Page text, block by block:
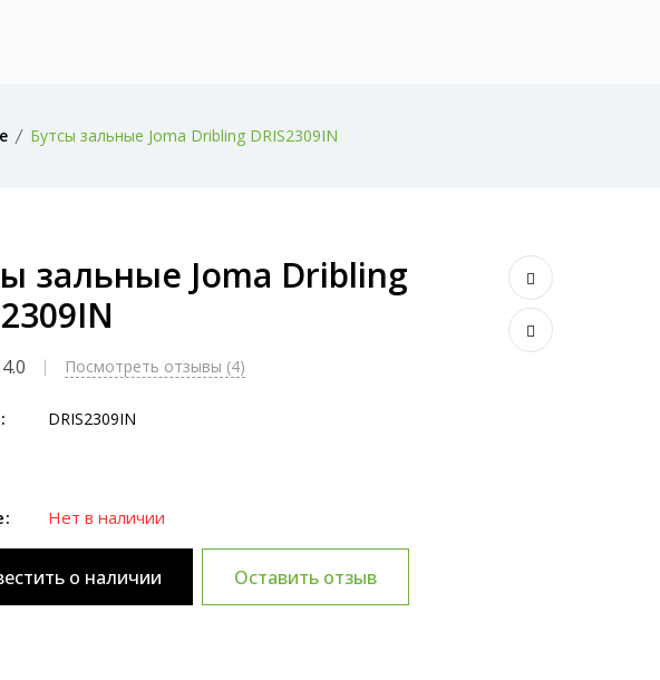
Бутсы зальные Joma Dribling DRIS2309IN
зальные Joma Dribling
4.0 Посмотреть отзывы (4)
DRIS2309IN
Нет в наличии
о наличии Оставить отзыв